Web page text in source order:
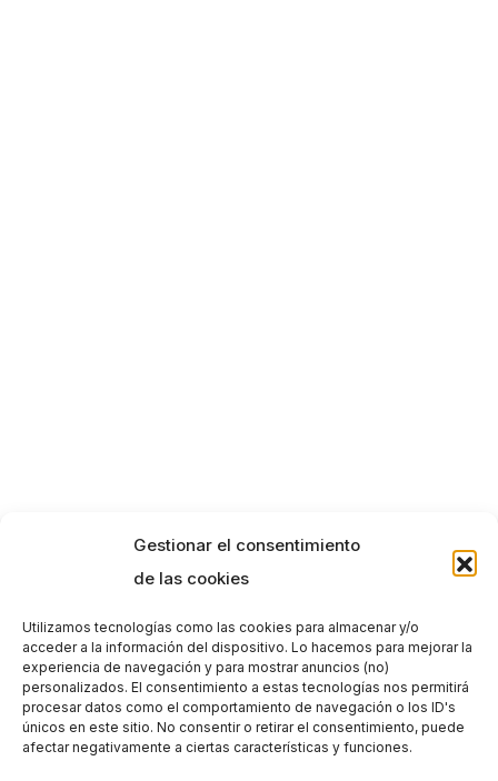
Gestionar el consentimiento
de las cookies
Utilizamos tecnologías como las cookies para almacenar y/o
acceder a la información del dispositivo. Lo hacemos para mejorar la
experiencia de navegación y para mostrar anuncios (no)
personalizados. El consentimiento a estas tecnologías nos permitirá
procesar datos como el comportamiento de navegación o los ID's
únicos en este sitio. No consentir o retirar el consentimiento, puede
afectar negativamente a ciertas características y funciones.